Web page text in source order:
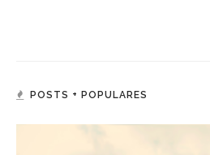
POSTS + POPULARES